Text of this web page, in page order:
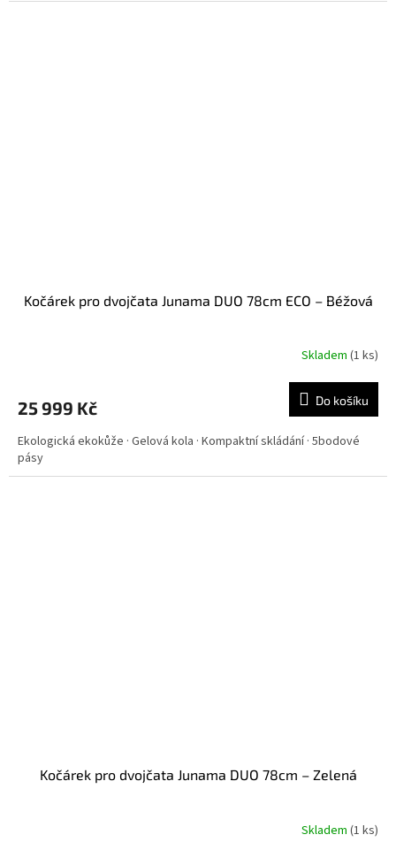
Kočárek pro dvojčata Junama DUO 78cm ECO – Béžová
Skladem (1 ks)
25 999 Kč Do košíku
Ekologická ekokůže · Gelová kola · Kompaktní skládání · 5bodové
pásy
Kočárek pro dvojčata Junama DUO 78cm – Zelená
Skladem (1 ks)